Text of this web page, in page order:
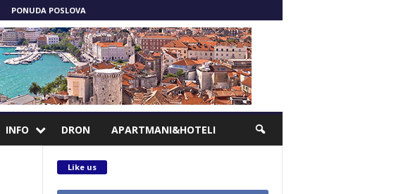
PONUDA POSLOVA
INFO DRON APARTMANI&HOTELI
Like us